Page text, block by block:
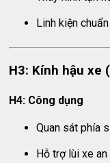
Linh kiện
H3: Kính hậu xe
H4: Công dụng
Quan sát phía
Hỗ trợ lùi xe an